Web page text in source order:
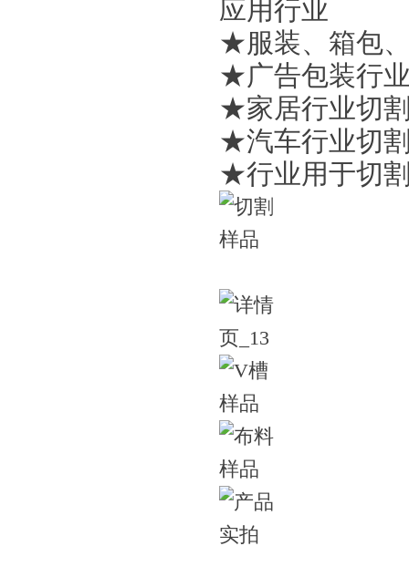
应用行业
★服装、箱包
★广告包装行
★家居行业切
★汽车行业切
★行业用于切